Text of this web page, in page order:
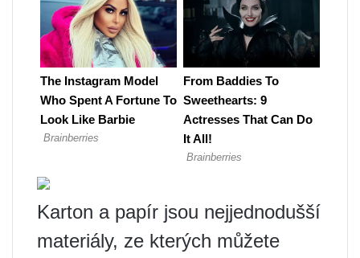
Karton a papír jsou nejjednodušší
materiály, ze kterých můžete